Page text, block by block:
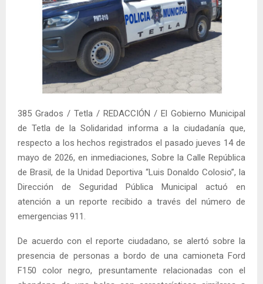
385 Grados / Tetla / REDACCIÓN / El Gobierno Municipal
de Tetla de la Solidaridad informa a la ciudadanía que,
respecto a los hechos registrados el pasado jueves 14 de
mayo de 2026, en inmediaciones, Sobre la Calle República
de Brasil, de la Unidad Deportiva “Luis Donaldo Colosio”, la
Dirección de Seguridad Pública Municipal actuó en
atención a un reporte recibido a través del número de
emergencias 911.
De acuerdo con el reporte ciudadano, se alertó sobre la
presencia de personas a bordo de una camioneta Ford
F150 color negro, presuntamente relacionadas con el